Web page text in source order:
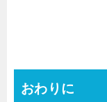
おわりに